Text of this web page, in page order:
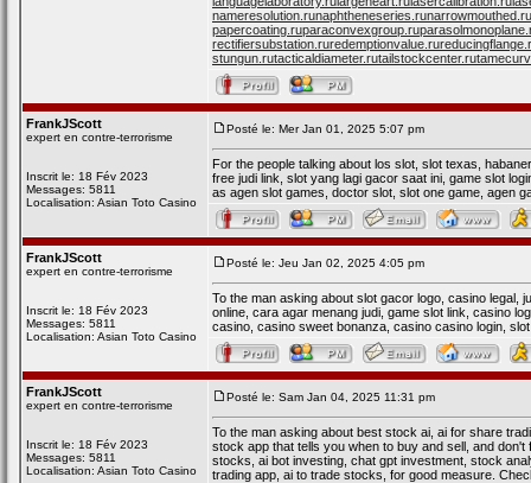
nameresolution.runaphtheneseries.runarrowmouthed.ru
papercoating.ruparaconvexgroup.ru
rectifiersubstation.ruredemptionvalue.ru
stungun.rutacticaldiameter.rutailstockcenter.ru
FrankJScott
expert en contre-terrorisme
Inscrit le: 18 Fév 2023
Messages: 5811
Localisation: Asian Toto Casino
Posté le: Mer Jan 01, 2025 5:07 pm
For the people talking about los slot, slot texas,
free judi link, slot yang lagi gacor saat ini, game slot
as agen slot games, doctor slot, slot one game, agen
FrankJScott
expert en contre-terrorisme
Inscrit le: 18 Fév 2023
Messages: 5811
Localisation: Asian Toto Casino
Posté le: Jeu Jan 02, 2025 4:05 pm
To the man asking about slot gacor logo, casino legal,
online, cara agar menang judi, game slot link, casino
casino, casino sweet bonanza, casino casino login,
FrankJScott
expert en contre-terrorisme
Inscrit le: 18 Fév 2023
Messages: 5811
Localisation: Asian Toto Casino
Posté le: Sam Jan 04, 2025 11:31 pm
To the man asking about best stock ai, ai for share
stock app that tells you when to buy and sell, and
stocks, ai bot investing, chat gpt investment, stock
trading app, ai to trade stocks, for good measure.